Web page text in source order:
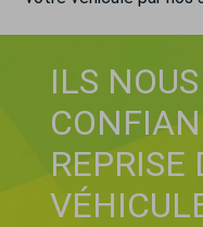
ILS
REPRISE